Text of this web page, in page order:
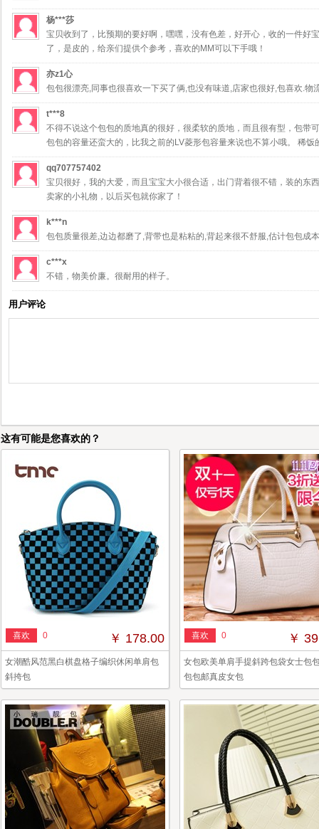
杨***莎
宝贝收到了，比预期的要好啊，嘿嘿，没有色差，好开心，收的一件好
了，是皮的，给亲们提供个参考，喜欢的MM可以下手哦！
亦z1心
包包很漂亮,同事也很喜欢一下买了俩,也没有味道,店家也很好,包喜欢.物
t***8
不得不说这个包包的质地真的很好，很柔软的质地，而且很有型，包带
包包的容量还蛮大的，比我之前的LV菱形包容量来说也不算小哦。 稀饭
qq707757402
宝贝很好，我的大爱，而且宝宝大小很合适，出门背着很不错，装的东
卖家的小礼物，以后买包就你家了！
k***n
包包质量很差,边边都磨了,背带也是粘粘的,背起来很不舒服,估计包包成
c***x
不错，物美价廉。很耐用的样子。
用户评论
这有可能是您喜欢的？
喜欢 0 ￥ 178.00
女潮酷风范黑白棋盘格子编织休闲单肩包
斜挎包
喜欢 0 ￥
女包欧美单肩手提斜跨包袋女士包
包包邮真皮女包